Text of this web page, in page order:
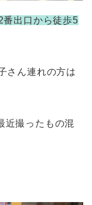
番出口から徒歩5
さん連れの方は
近撮ったもの混